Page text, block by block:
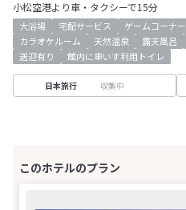
小松空港より車・タクシーで15分
大浴場 宅配サービス ゲームコーナー
カラオケルーム
天然温泉 露天風呂
送迎有り
館内に車いす利用トイレ
日本旅行 収集中